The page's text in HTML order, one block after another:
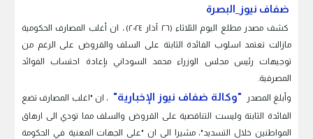
ضفاف نيوز_البصرة
كشف مصدر مطلع اليوم الثلاثاء (٢٦ آذار ٢٠٢٤) ، ان أغلب المصارف الحكومية
مازالت تعتمد اسلوب الفائدة الثابتة على السلف والقروض على الرغم من
توجيهات رئيس مجلس الوزراء محمد السوداني بإعادة احتساب الفوائد
المصرفية.
وأبلغ المصدر
"وكالة ضفاف نيوز الإخبارية" ، ان "اغلب المصارف تضع
الفائدة الثابتة وليست التناقصية على القروض والسلف مما تودي الى ارهاق
المواطنين خلال التسديد"، مشيرا الى ان "على الجهات المعنية في الحكومة